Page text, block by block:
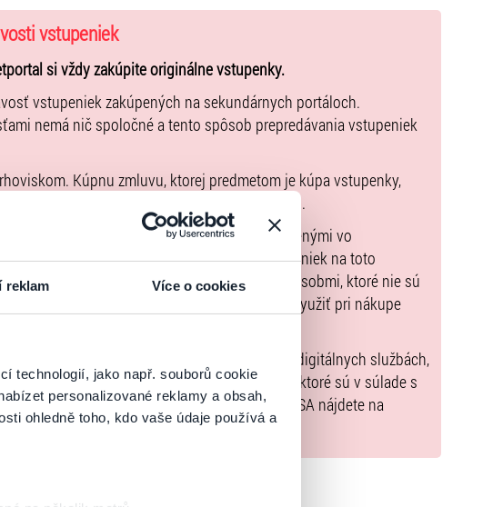
reklam Více o cookies
technologií, jako např. souborů cookie
personalizované reklamy a obsah,
ohledně toho, kdo vaše údaje používá a
život sú zviazaní nežným putom a jeden pre druhého sa nikdy
vstupeniek
si vždy zakúpite originálne vstupenky.
vstupeniek zakúpených na sekundárnych portáloch.
nemá nič spoločné a tento spôsob prepredávania vstupeniek
Kúpnu zmluvu, ktorej predmetom je kúpa vstupenky,
ktorého údaje sú uvedené priamo v košíku.
podujatie je možné uhradiť len spôsobmi uvedenými vo
. Upozorňujeme, že kúpne ceny vstupeniek na toto
Poukazov GoOut, ani inými spôsobmi, ktoré nie sú
. Poukazy GoOut môžete využiť pri nákupe
1 písm. e) nariadenia EÚ 2022/2065 (Akt o digitálnych službách,
www.ticketportal.sk, iba výrobky alebo služby, ktoré sú v súlade s
únie. Príslušné informácie a kontakty podľa DSA nájdete na